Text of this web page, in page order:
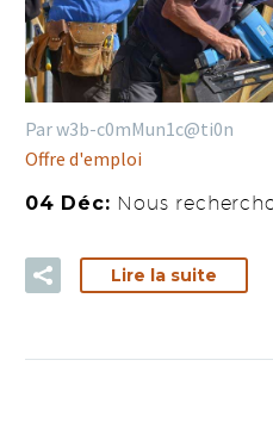
Par w3b-c0mMun1c@ti0n
Offre d'emploi
04 Déc: Nous
Lire la suite